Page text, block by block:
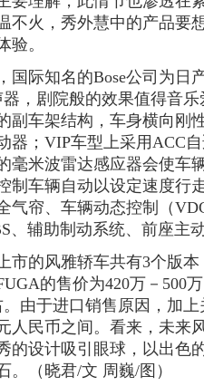
不火，秀外慧中的产品要
验。
际知名的Bose公司为日
，剧院般的效果值得音
副车架结构，车身横向刚
器；VIP车型上采用ACC
毫米波雷达感应器会使车
制车辆自动以设定速度行
气帘、车辆动态控制（
、辅助制动系统、前座主
的风雅轿车共有3个版本
的售价为420万－500
。由于进口销售原因，加
人民币之间。看来，未来
的设计吸引眼球，以出色
。（晓君/文 周巍/图）